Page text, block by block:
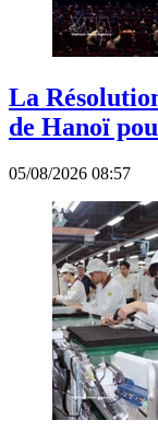
La
de Hanoï
05/08/2026 08:57